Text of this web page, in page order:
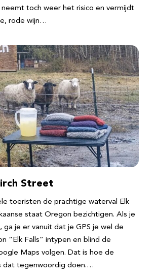
neemt toch weer het risico en vermijdt
rode wijn…
Street
toeristen de prachtige waterval Elk
staat Oregon bezichtigen. Als je
ga je er vanuit dat je GPS je wel de
“Elk Falls” intypen en blind de
Maps volgen. Dat is hoe de
dat tegenwoordig doen.…